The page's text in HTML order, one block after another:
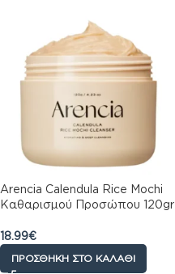
Arencia Calendula Rice Mochi
Καθαρισμού Προσώπου 120gr
18.99€
ΠΡΟΣΘΉΚΗ ΣΤΟ ΚΑΛΆΘΙ